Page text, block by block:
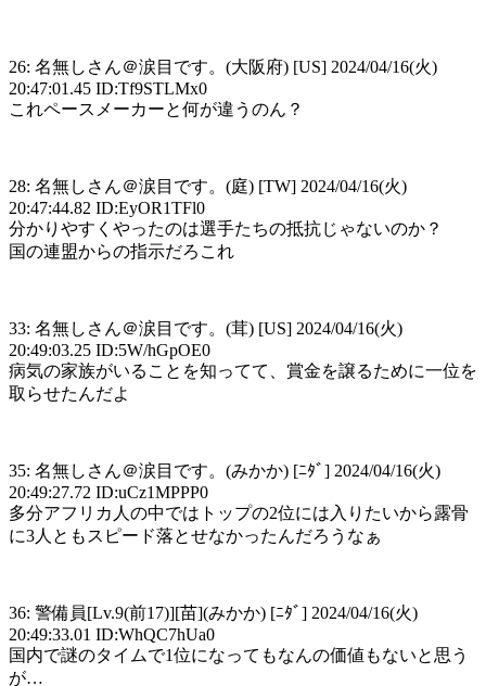
26: 名無しさん＠涙目です。(大阪府) [US] 2024/04/16(火)
20:47:01.45 ID:Tf9STLMx0
これペースメーカーと何が違うのん？
28: 名無しさん＠涙目です。(庭) [TW] 2024/04/16(火)
20:47:44.82 ID:EyOR1TFl0
分かりやすくやったのは選手たちの抵抗じゃないのか？
国の連盟からの指示だろこれ
33: 名無しさん＠涙目です。(茸) [US] 2024/04/16(火)
20:49:03.25 ID:5W/hGpOE0
病気の家族がいることを知ってて、賞金を譲るために一位を
取らせたんだよ
35: 名無しさん＠涙目です。(みかか) [ﾆﾀﾞ] 2024/04/16(火)
20:49:27.72 ID:uCz1MPPP0
多分アフリカ人の中ではトップの2位には入りたいから露骨
に3人ともスピード落とせなかったんだろうなぁ
36: 警備員[Lv.9(前17)][苗](みかか) [ﾆﾀﾞ] 2024/04/16(火)
20:49:33.01 ID:WhQC7hUa0
国内で謎のタイムで1位になってもなんの価値もないと思う
が…